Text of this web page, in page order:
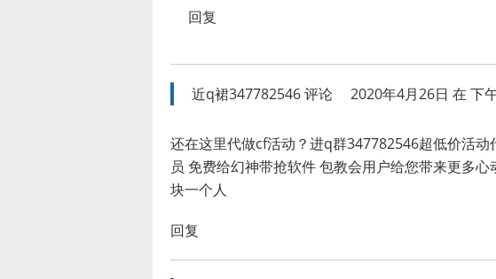
回复
近q裙347782546评论 2020年4月26日 在 下
还在这里代做cf活动？进q群347782546超低价活
员 免费给幻神带抢软件 包教会用户给您带来更多
块一个人
回复